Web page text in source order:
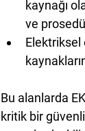
kaynağı
ve
Bu alanlarda
kritik bir